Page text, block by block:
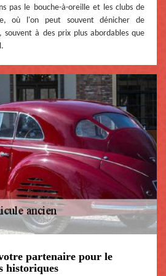
pas le bouche-à-oreille et les clubs de
où l'on peut souvent dénicher de
souvent à des prix plus abordables que
partenaire pour le
historiques